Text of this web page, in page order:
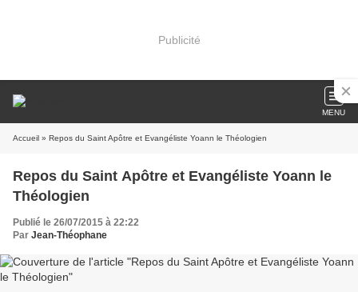
Publicité
MENU
Accueil » Repos du Saint Apôtre et Evangéliste Yoann le Théologien
Repos du Saint Apôtre et Evangéliste Yoann le
Théologien
Publié le 26/07/2015 à 22:22
Par Jean-Théophane